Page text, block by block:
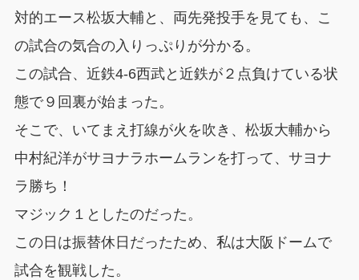
対的エース松坂大輔と、両先発投手を見ても、こ
の試合の気合の入りっぷりが分かる。
この試合、近鉄4-6西武と近鉄が２点負けている状
態で９回裏が始まった。
そこで、いてまえ打線が火を吹き、松坂大輔から
中村紀洋がサヨナラホームランを打って、サヨナ
ラ勝ち！
マジック１としたのだった。
この日は振替休日だったため、私は大阪ドームで
試合を観戦した。